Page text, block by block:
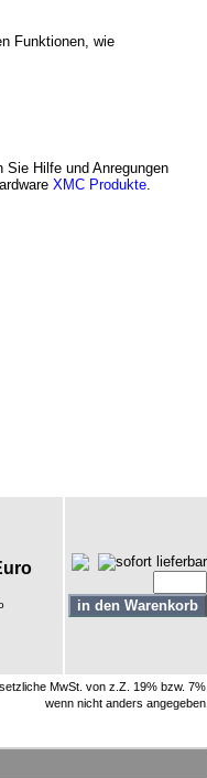
Funktionen, wie
Sie Hilfe und Anregungen
XMC Produkte.
MwSt. von z.Z. 19% bzw. 7%,
wenn nicht anders angegeben.